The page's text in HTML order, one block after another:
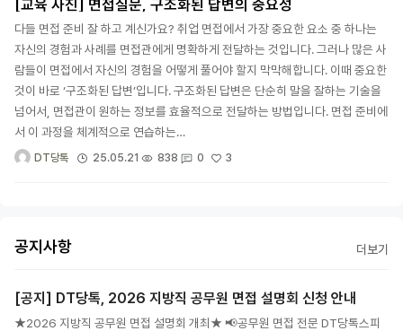
[교육 사진] 면접질문, 구조화된 답변의 중요성
다들 면접 준비 잘 하고 계신가요? 취업 면접에서 가장 중요한 요소 중 하나는
자신의 경험과 사례를 면접관에게 명확하게 전달하는 것입니다. 그러나 많은 사
람들이 면접에서 자신의 경험을 어떻게 풀어야 할지 막막해합니다. 이때 중요한
것이 바로 ‘구조화된 답변’입니다. 구조화된 답변은 단순히 말을 잘하는 기술을
넘어서, 면접관이 원하는 정보를 효율적으로 전달하는 방법입니다. 면접 준비에
서 이 과정을 체계적으로 연습하는…
DT당톡 25.05.21 838 0 3
공지사항 더보기
[공지] DT당톡, 2026 지방직 공무원 면접 설명회 신청 안내
★2026 지방직 공무원 면접 설명회 개최★ 📢공무원 면접 전문 DT당톡스피